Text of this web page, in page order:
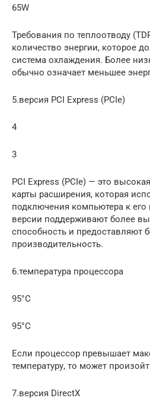
65W
Требования по теплоотводу
количество энергии, которое
система охлаждения. Более
обычно означает меньшее
5.версия PCI Express (PCIe)
4
3
PCI Express (PCIe) — это
карты расширения, которая
подключения компьютера к
версии поддерживают более
способность и предоставляют
производительность.
6.температура процессора
95°C
95°C
Если процессор превышает
температуру, то может
7.версия DirectX